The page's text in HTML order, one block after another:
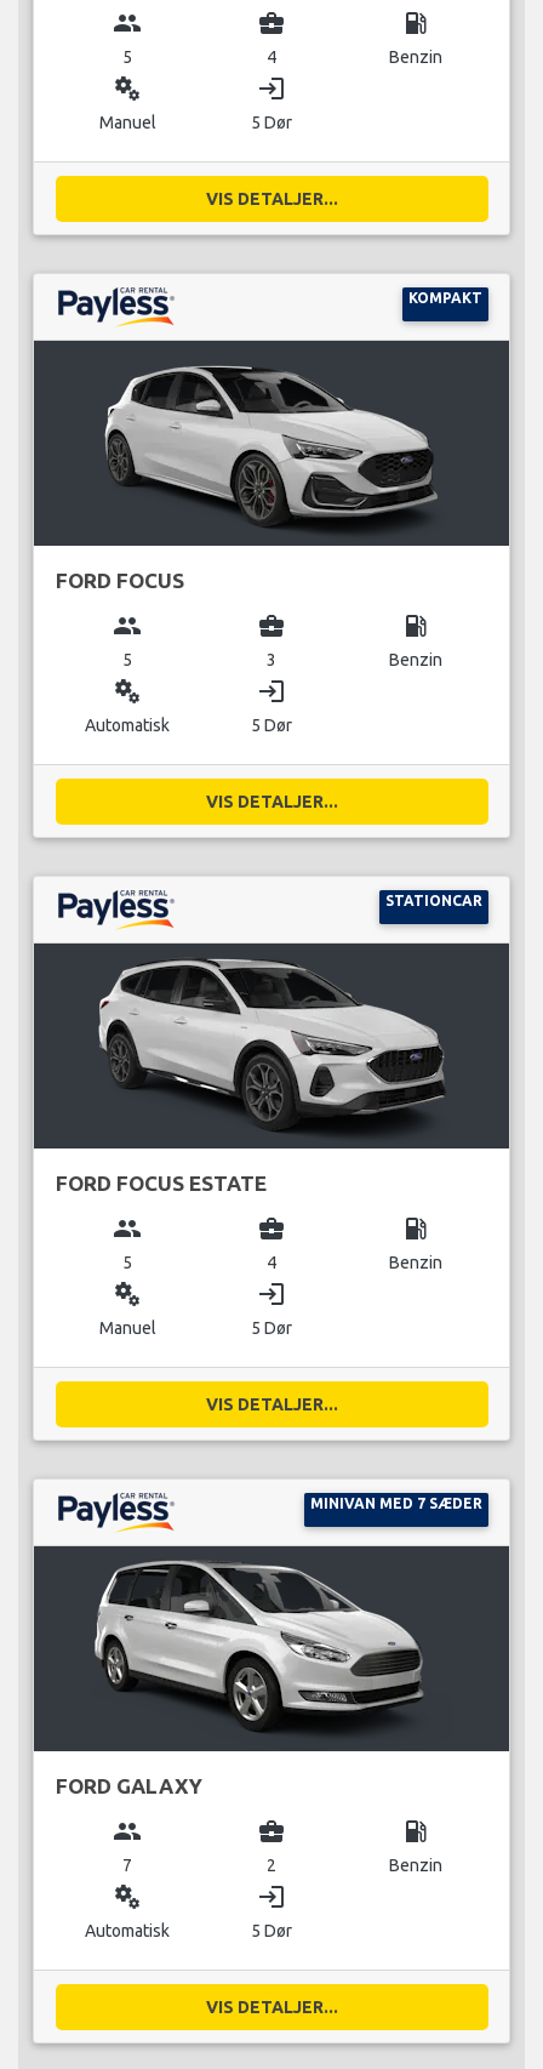
group
5
business_center
4
local_gas_station
Benzin
miscellaneous_services
Manuel
login
5 Dør
VIS DETALJER...
KOMPAKT
FORD FOCUS
group
5
business_center
3
local_gas_station
Benzin
miscellaneous_services
Automatisk
login
5 Dør
VIS DETALJER...
STATIONCAR
FORD FOCUS ESTATE
group
5
business_center
4
local_gas_station
Benzin
miscellaneous_services
Manuel
login
5 Dør
VIS DETALJER...
MINIVAN MED 7 SÆDER
FORD GALAXY
group
7
business_center
2
local_gas_station
Benzin
miscellaneous_services
Automatisk
login
5 Dør
VIS DETALJER...